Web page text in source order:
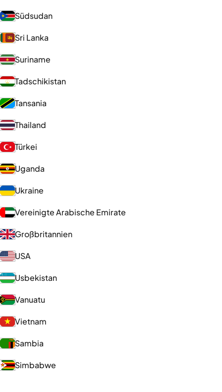
Südsudan
Sri Lanka
Suriname
Tadschikistan
Tansania
Thailand
Türkei
Uganda
Ukraine
Vereinigte Arabische Emirate
Großbritannien
USA
Usbekistan
Vanuatu
Vietnam
Sambia
Simbabwe